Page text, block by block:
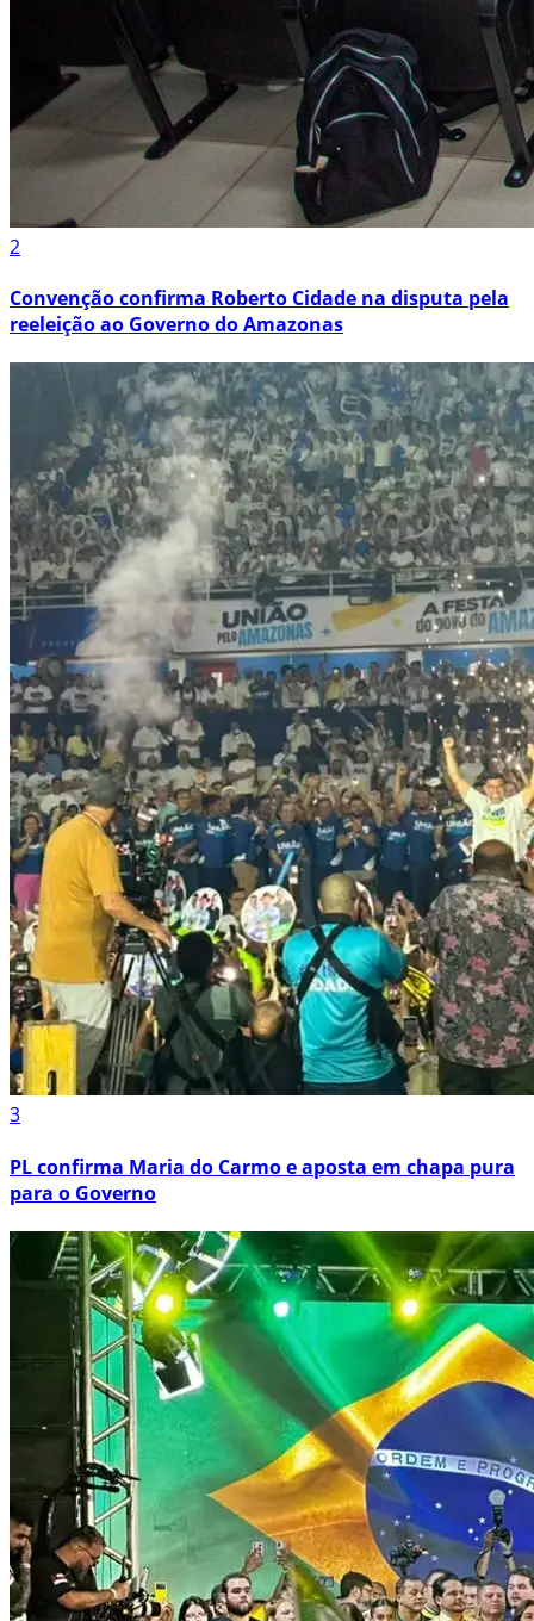
2
Convenção confirma Roberto Cidade na disputa pela
reeleição ao Governo do Amazonas
3
PL confirma Maria do Carmo e aposta em chapa pura
para o Governo